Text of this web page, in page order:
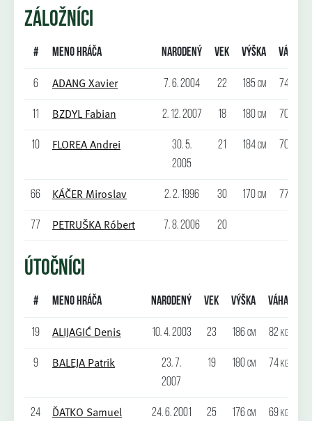
ZÁLOŽNÍCI
# Meno hráča Narodený Vek Výška Váha
6 ADANG Xavier 7. 6. 2004 22 185 cm 74
11 BZDYL Fabian 2. 12. 2007 18 180 cm 70
10 FLOREA Andrei
30. 5.
2005
21 184 cm 70
66 KÁČER Miroslav 2. 2. 1996 30 170 cm 77
77 PETRUŠKA Róbert 7. 8. 2006 20
ÚTOČNÍCI
# Meno hráča Narodený Vek Výška Váha
19 ALIJAGIĆ Denis 10. 4. 2003 23 186 cm 82 kg
9 BALEJA Patrik
23. 7.
2007
19 180 cm 74 kg
24 ĎATKO Samuel 24. 6. 2001 25 176 cm 69 kg